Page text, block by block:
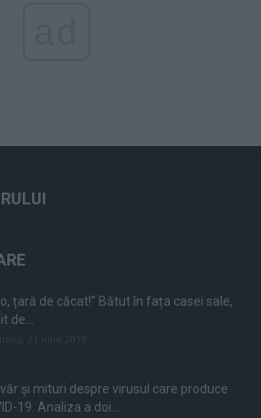
țară de căcat!” Bătut în fața casei sale,
de...
și mituri despre virusul care produce
19. Analiza a doi...